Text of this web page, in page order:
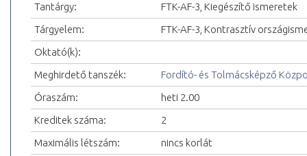
Tantárgy:
FTK-AF-3, Kiegészítő ismeretek
Tárgyelem:
FTK-AF-3, Kontrasztív
Oktató(k):
Meghirdető tanszék:
Fordító- és Tolmácsképző
Óraszám:
heti 2.00
Kreditek száma:
2
Maximális létszám:
nincs korlát